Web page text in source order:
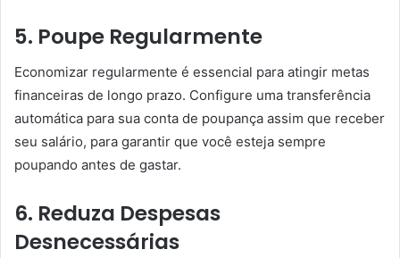
5. Poupe Regularmente
Economizar regularmente é essencial para atingir metas
financeiras de longo prazo. Configure uma transferência
automática para sua conta de poupança assim que receber
seu salário, para garantir que você esteja sempre
poupando antes de gastar.
6. Reduza Despesas
Desnecessárias